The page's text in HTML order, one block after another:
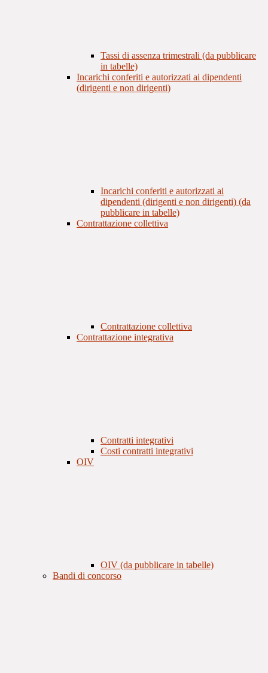
Tassi di assenza trimestrali (da pubblicare
in tabelle)
Incarichi conferiti e autorizzati ai dipendenti
(dirigenti e non dirigenti)
Incarichi conferiti e autorizzati ai
dipendenti (dirigenti e non dirigenti) (da
pubblicare in tabelle)
Contrattazione collettiva
Contrattazione collettiva
Contrattazione integrativa
Contratti integrativi
Costi contratti integrativi
OIV
OIV (da pubblicare in tabelle)
Bandi di concorso